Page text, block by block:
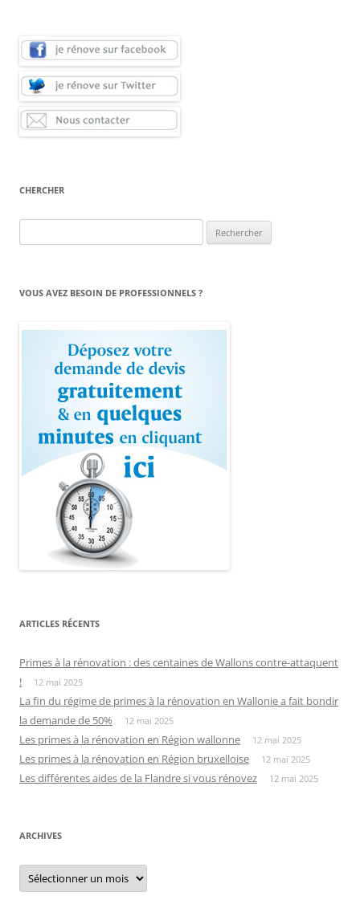
CHERCHER
VOUS AVEZ BESOIN DE PROFESSIONNELS ?
ARTICLES RÉCENTS
Primes à la rénovation : des centaines de Wallons contre-attaquent
!
12 mai 2025
La fin du régime de primes à la rénovation en Wallonie a fait bondir
la demande de 50%
12 mai 2025
Les primes à la rénovation en Région wallonne 12 mai 2025
Les primes à la rénovation en Région bruxelloise 12 mai 2025
Les différentes aides de la Flandre si vous rénovez 12 mai 2025
ARCHIVES
Archives